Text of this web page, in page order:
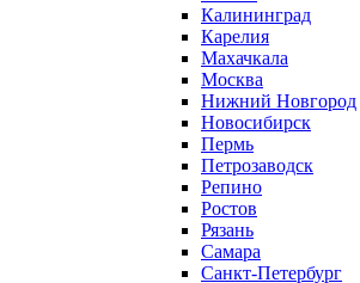
Калининград
Карелия
Махачкала
Москва
Нижний Новгород
Новосибирск
Пермь
Петрозаводск
Репино
Ростов
Рязань
Самара
Санкт-Петербург